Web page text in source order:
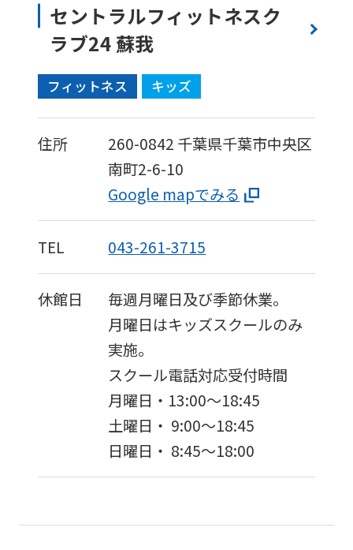
セントラルフィットネスク
ラブ24 蘇我
フィットネス キッズ
住所 260-0842 千葉県千葉市中央区
南町2-6-10
Google mapでみる
TEL 043-261-3715
休館日
毎週月曜日及び季節休業。
月曜日はキッズスクールのみ
実施。
スクール電話対応受付時間
月曜日・13:00～18:45
土曜日・ 9:00～18:45
日曜日・ 8:45～18:00